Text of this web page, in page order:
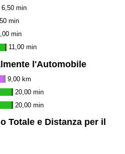
6,50 min
min
min
11,00 min
l'Automobile
9,00 km
20,00 min
20,00 min
Totale e Distanza per il